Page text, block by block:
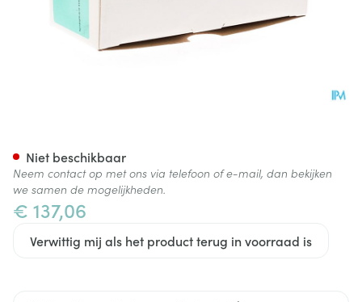
€ 137,06
Verwittig mij als het product terug in voorraad is
Niet beschikbaar
Neem contact op met ons via telefoon of e-mail, dan bekijken
we samen de mogelijkheden.